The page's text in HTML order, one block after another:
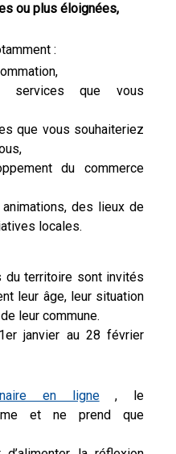
ou plus éloignées,
:
services que vous
que vous souhaiteriez
du commerce
des lieux de
locales.
du territoire sont invités
leur âge, leur situation
leur commune.
janvier au 28 février
en ligne, le
et ne prend que